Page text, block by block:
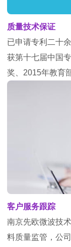
质量技术保证
已申请专利二十
获第十七届中国
奖、2015年教育
客户服务跟踪
南京先欧微波技
料质量监管，公